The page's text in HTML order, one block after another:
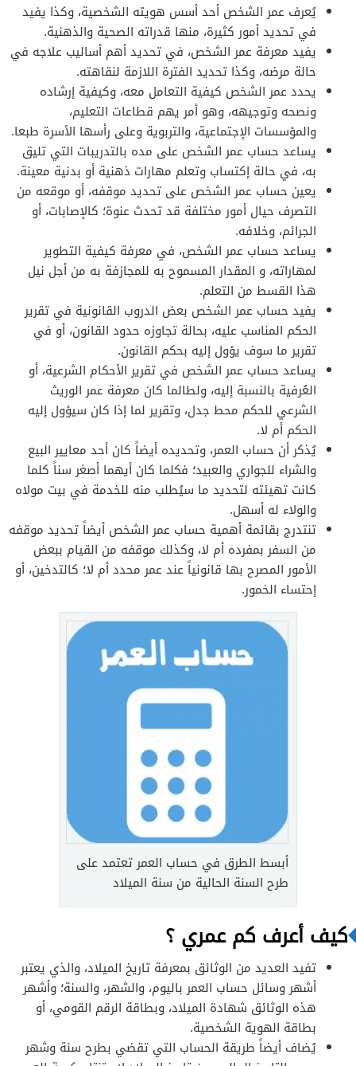
يُعرف عمر الشخص أحد أسس هويته الشخصية، وكذا يفيد
في تحديد أمور كثيرة، منها قدراته الصحية والذهنية.
يفيد معرفة عمر الشخص، في تحديد أهم أساليب علاجه في
حالة مرضه، وكذا تحديد الفترة اللازمة لنقاهته.
يحدد عمر الشخص كيفية التعامل معه، وكيفية إرشاده
ونصحه وتوجيهه، وهو أمر يهم قطاعات التعليم،
والمؤسسات الإجتماعية، والتربوية وعلى رأسها الأسرة طبعا.
يساعد حساب عمر الشخص على مده بالتدريبات التي تليق
به، في حالة إكتساب وتعلم مهارات ذهنية أو بدنية معينة.
يعين حساب عمر الشخص على تحديد موقفه، أو موقعه من
التصرف حيال أمور مختلفة قد تحدث عنوة؛ كالإصابات، أو
الجرائم، وخلافه.
يساعد حساب عمر الشخص، في معرفة كيفية التطوير
لمهاراته، و المقدار المسموح به للمجازفة به من أجل نيل
هذا القسط من التعلم.
يفيد حساب عمر الشخص بعض الدروب القانونية في تقرير
الحكم المناسب عليه، بحالة تجاوزه حدود القانون، أو في
تقرير ما سوف يؤول إليه بحكم القانون.
يساعد حساب عمر الشخص في تقرير الأحكام الشرعية، أو
العُرفية بالنسبة إليه، ولطالما كان معرفة عمر الوريث
الشرعي للحكم محط جدل، وتقرير لما إذا كان سيؤول إليه
الحكم أم لا.
يُذكر أن حساب العمر، وتحديده أيضاً كان أحد معايير البيع
والشراء للجواري والعبيد؛ فكلما كان أيهما أصغر سناً كلما
كانت تهيئته لتحديد ما سيُطلب منه للخدمة في بيت مولاه
والولاء له أسهل.
تنتدرج بقائمة أهمية حساب عمر الشخص أيضاً تحديد موقفه
من السفر بمفرده أم لا، وكذلك موقفه من القيام ببعض
الأمور المصرح بها قانونياً عند عمر محدد أم لا؛ كالتدخين، أو
إحتساء الخمور.
أبسط الطرق في حساب العمر تعتمد على
طرح السنة الحالية من سنة الميلاد
كيف أعرف كم عمري ؟
تفيد العديد من الوثائق بمعرفة تاريخ الميلاد، والذي يعتبر
أشهر وسائل حساب العمر باليوم، والشهر، والسنة؛ وأشهر
هذه الوثائق شهادة الميلاد، وبطاقة الرقم القومي، أو
بطاقة الهوية الشخصية.
يُضاف أيضاً طريقة الحساب التي تقضي بطرح سنة وشهر